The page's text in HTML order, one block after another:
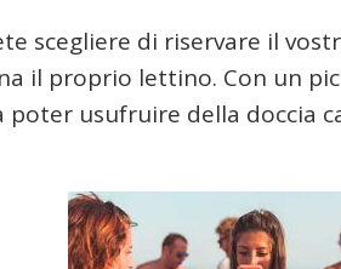
scegliere di riservare il
il proprio lettino. Con un
poter usufruire della doccia